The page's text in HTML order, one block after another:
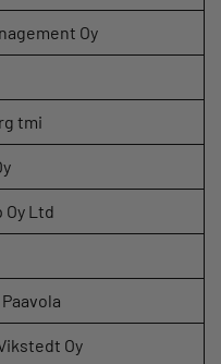
Oy
tmi
Oy Ltd
Oy